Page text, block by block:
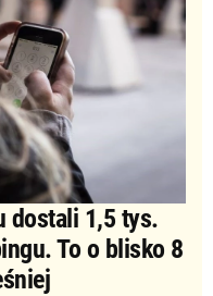
dostali 1,5 tys.
To o blisko 8